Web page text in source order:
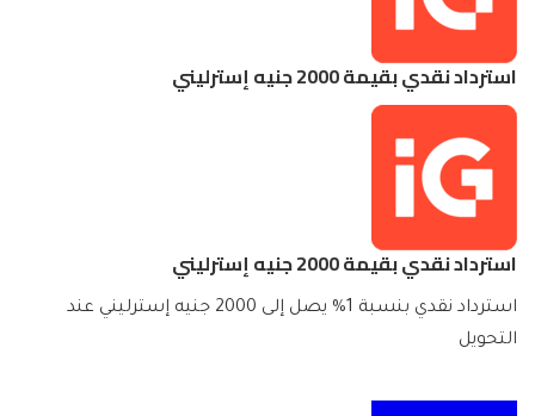
استرداد نقدي بقيمة 2000 جنيه إسترليني
استرداد نقدي بقيمة 2000 جنيه إسترليني
استرداد نقدي بنسبة 1% يصل إلى 2000 جنيه إسترليني عند
التحويل